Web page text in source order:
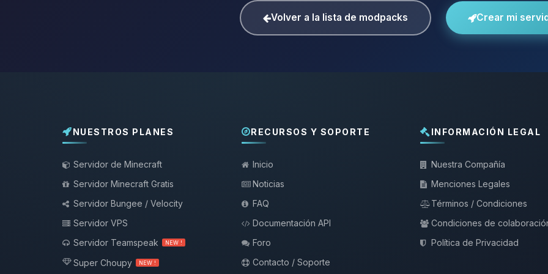
Volver a la lista de modpacks Crear mi
NUESTROS PLANES
Servidor de Minecraft
Servidor Minecraft Gratis
Servidor Bungee / Velocity
Servidor VPS
Servidor Teamspeak
NEW !
Super Choupy NEW !
RECURSOS Y SOPORTE
Inicio
Noticias
FAQ
Documentación API
Foro
Contacto / Soporte
INFORMACIÓN LEGAL
Nuestra Compañía
Menciones Legales
Términos / Condiciones
Condiciones de
Política de Privacidad